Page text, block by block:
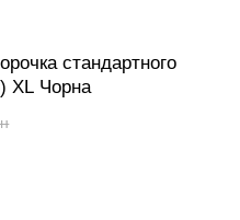
стандартного
XL Чорна